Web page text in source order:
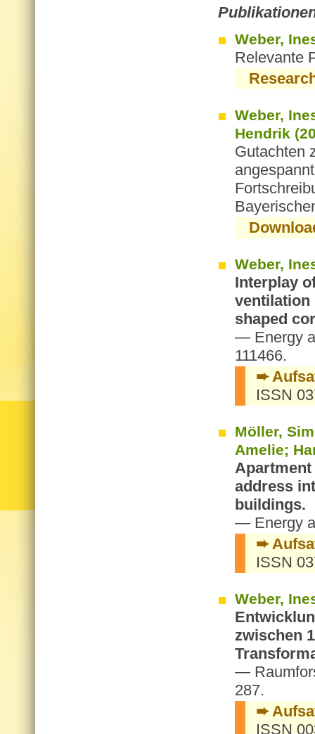
Weber,
Relevante
Weber,
Hendrik
Gutachten
Weber,
Interplay
ventilation
shaped
— Energy
111466.
➨
ISSN
Möller,
Amelie;
Apartment
address
buildings.
— Energy
➨
ISSN
Weber,
zwischen
—
287.
➨
ISSN